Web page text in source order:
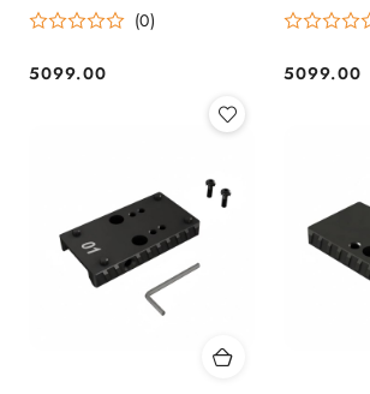
(0)
Cena:
5099.00 Cena:
5099.00